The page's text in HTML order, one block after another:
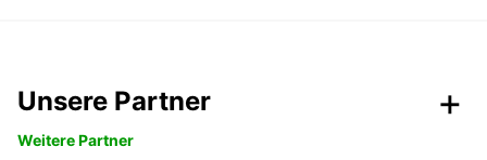
Unsere Partner
Weitere Partner